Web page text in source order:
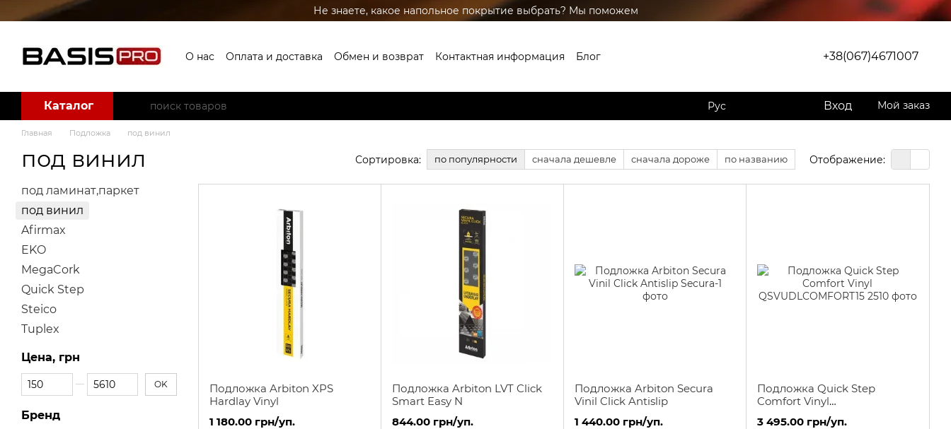
Перейти к основному контенту Не знаете, какое напольное покрытие выбрать? Мы поможем
О нас Оплата и доставка Обмен и возврат Контактная информация
Блог
+38(067)4671007
Каталог Рус Вход Мой заказ
Главная Подложка под винил
под винил Сортировка: по популярности сначала дешевле сначала дороже по названию Отображение:
Подложка Arbiton XPS
Hardlay Vinyl
1 180.00 грн/уп.
Подложка Arbiton LVT Click
Smart Easy N
844.00 грн/уп.
Подложка Arbiton Secura
Vinil Click Antislip
1 440.00 грн/уп.
Подложка Quick Step
Comfort Vinyl
QSVUDLCOMFORT15
3 495.00 грн/уп.
под ламинат,паркет
под винил
Afirmax
EKO
MegaCork
Quick Step
Steico
Tuplex
Цена, грн
От Цена, грн
До Цена, грн OK
Бренд